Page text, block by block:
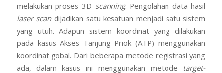
melakukan proses 3D scanning. Pengolahan data hasil
laser scandijadikan satu kesatuan menjadi satu sistem
yang utuh. Adapun sistem koordinat yang dilakukan
pada kasus Akses Tanjung Priok (ATP) menggunakan
koordinat gobal. Dari beberapa metode registrasi yang
ada, dalam kasus ini menggunakan metode target-